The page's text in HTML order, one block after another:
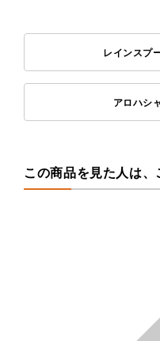
レインスプ
アロハシ
この商品を見た人は